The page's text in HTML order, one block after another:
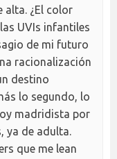
alta. ¿El color
UVIs infantiles
de mi futuro
racionalización
destino
lo segundo, lo
madridista por
ya de adulta.
que me lean